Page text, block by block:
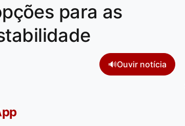
para as
🔊Ouvir notícia